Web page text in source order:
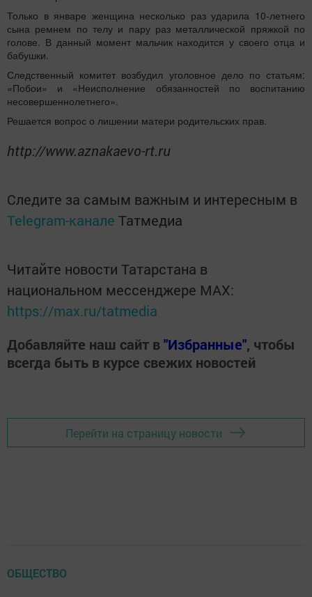
Только в январе женщина несколько раз ударила 10-летнего
сына ремнем по телу и пару раз металлической пряжкой по
голове. В данный момент мальчик находится у своего отца и
бабушки.
Следственный комитет возбудил уголовное дело по статьям:
«Побои» и «Неисполнение обязанностей по воспитанию
несовершеннолетнего».
Решается вопрос о лишении матери родительских прав.
http://www.aznakaevo-rt.ru
Следите за самым важным и интересным в
Telegram-канале Татмедиа
Читайте новости Татарстана в
национальном мессенджере MАХ:
https://max.ru/tatmedia
Добавляйте наш сайт в"Избранные", чтобы
всегда быть в курсе свежих новостей
Перейти на страницу новости
ОБЩЕСТВО